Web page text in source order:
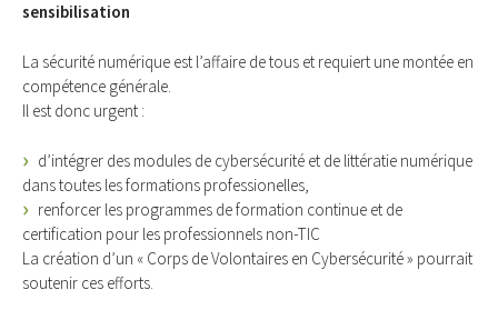
sensibilisation
La sécurité numérique est l’affaire de tous et requiert une montée en
compétence générale.
Il est donc urgent :
d’intégrer des modules de cybersécurité et de littératie numérique
dans toutes les formations professionelles,
renforcer les programmes de formation continue et de
certification pour les professionnels non-TIC
La création d’un « Corps de Volontaires en Cybersécurité » pourrait
soutenir ces efforts.